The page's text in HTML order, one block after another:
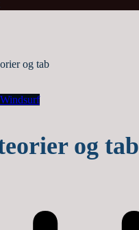
og tab
Windsurf
og tab